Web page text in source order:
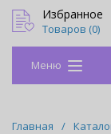
Избранное
Товаров (0)
Меню
Главная /